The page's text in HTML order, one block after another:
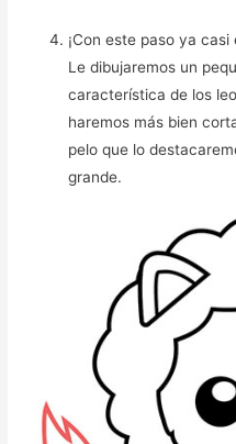
¡Con este paso ya
Le dibujaremos un
característica de los
haremos más bien
pelo que lo
grande.